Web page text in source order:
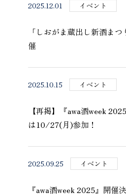
2025.12.01 イベント
「しおがま蔵出し新酒ま
催
2025.10.15 イベント
【再掲】『awa酒week
は10/27(月)参加！
2025.09.25 イベント
『awa酒week 2025』開催